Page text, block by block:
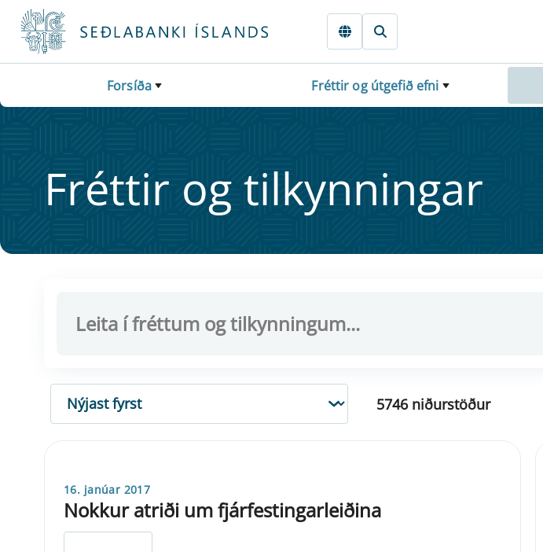
Fara beint í Meginmál
Forsíða Fréttir og útgefið efni
Frétt­ir og til­kynn­ing­ar
RÖÐUN
5746 niðurstöður
16. janúar 2017
Nokkur atriði um fjárfestingarleiðina